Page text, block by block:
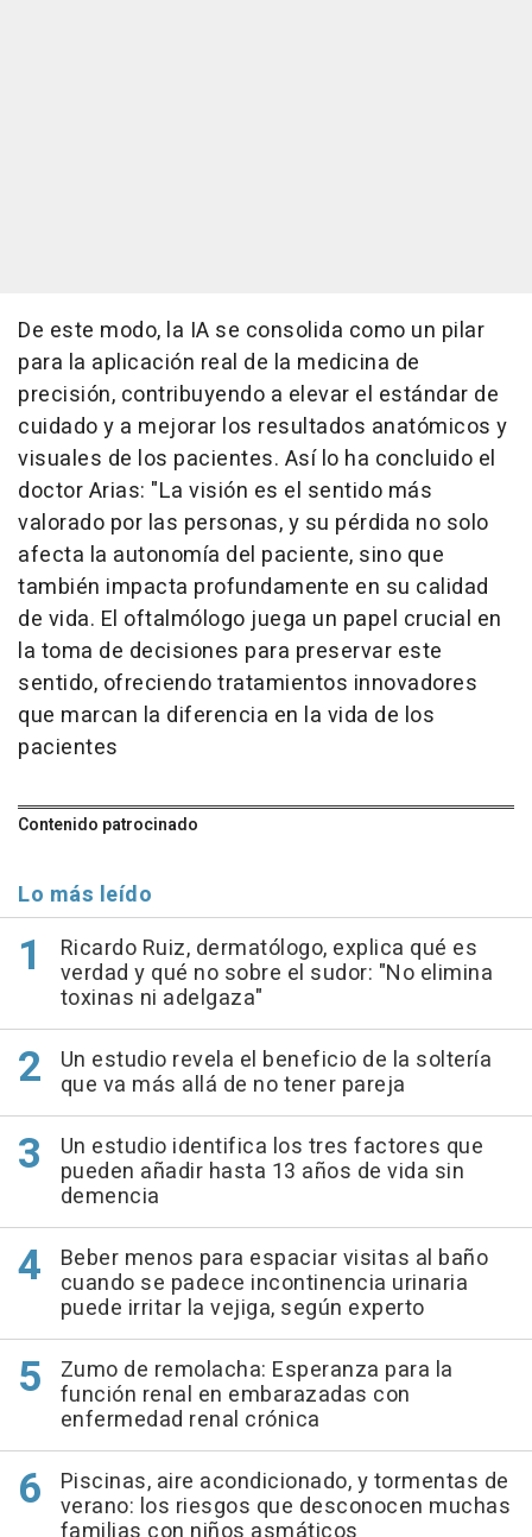
De este modo, la IA se consolida como un pilar
para la aplicación real de la medicina de
precisión, contribuyendo a elevar el estándar de
cuidado y a mejorar los resultados anatómicos y
visuales de los pacientes. Así lo ha concluido el
doctor Arias: "La visión es el sentido más
valorado por las personas, y su pérdida no solo
afecta la autonomía del paciente, sino que
también impacta profundamente en su calidad
de vida. El oftalmólogo juega un papel crucial en
la toma de decisiones para preservar este
sentido, ofreciendo tratamientos innovadores
que marcan la diferencia en la vida de los
pacientes
Contenido patrocinado
Lo más leído
Ricardo Ruiz, dermatólogo, explica qué es
verdad y qué no sobre el sudor: "No elimina
toxinas ni adelgaza"
Un estudio revela el beneficio de la soltería
que va más allá de no tener pareja
Un estudio identifica los tres factores que
pueden añadir hasta 13 años de vida sin
demencia
Beber menos para espaciar visitas al baño
cuando se padece incontinencia urinaria
puede irritar la vejiga, según experto
Zumo de remolacha: Esperanza para la
función renal en embarazadas con
enfermedad renal crónica
Piscinas, aire acondicionado, y tormentas de
verano: los riesgos que desconocen muchas